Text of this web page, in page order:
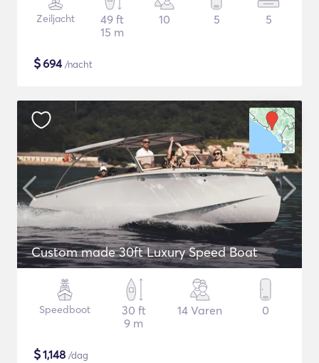
Zeiljacht
49 ft
15 m
10 5 5
$694/nacht
Custom made 30ft Luxury Speed Boat
Speedboot
30 ft
9 m
14 Varen 0
$1,148 /dag